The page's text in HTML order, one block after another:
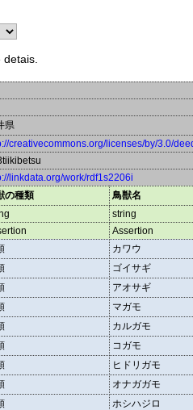
県
creativecommons.org/licenses/by/3.0/
linkdata.org/work/rdf1s2206i
の種類
鳥獣名
string
Assertion
カワウ
ゴイサギ
アオサギ
マガモ
カルガモ
コガモ
ヒドリガモ
オナガガモ
ホシハジロ